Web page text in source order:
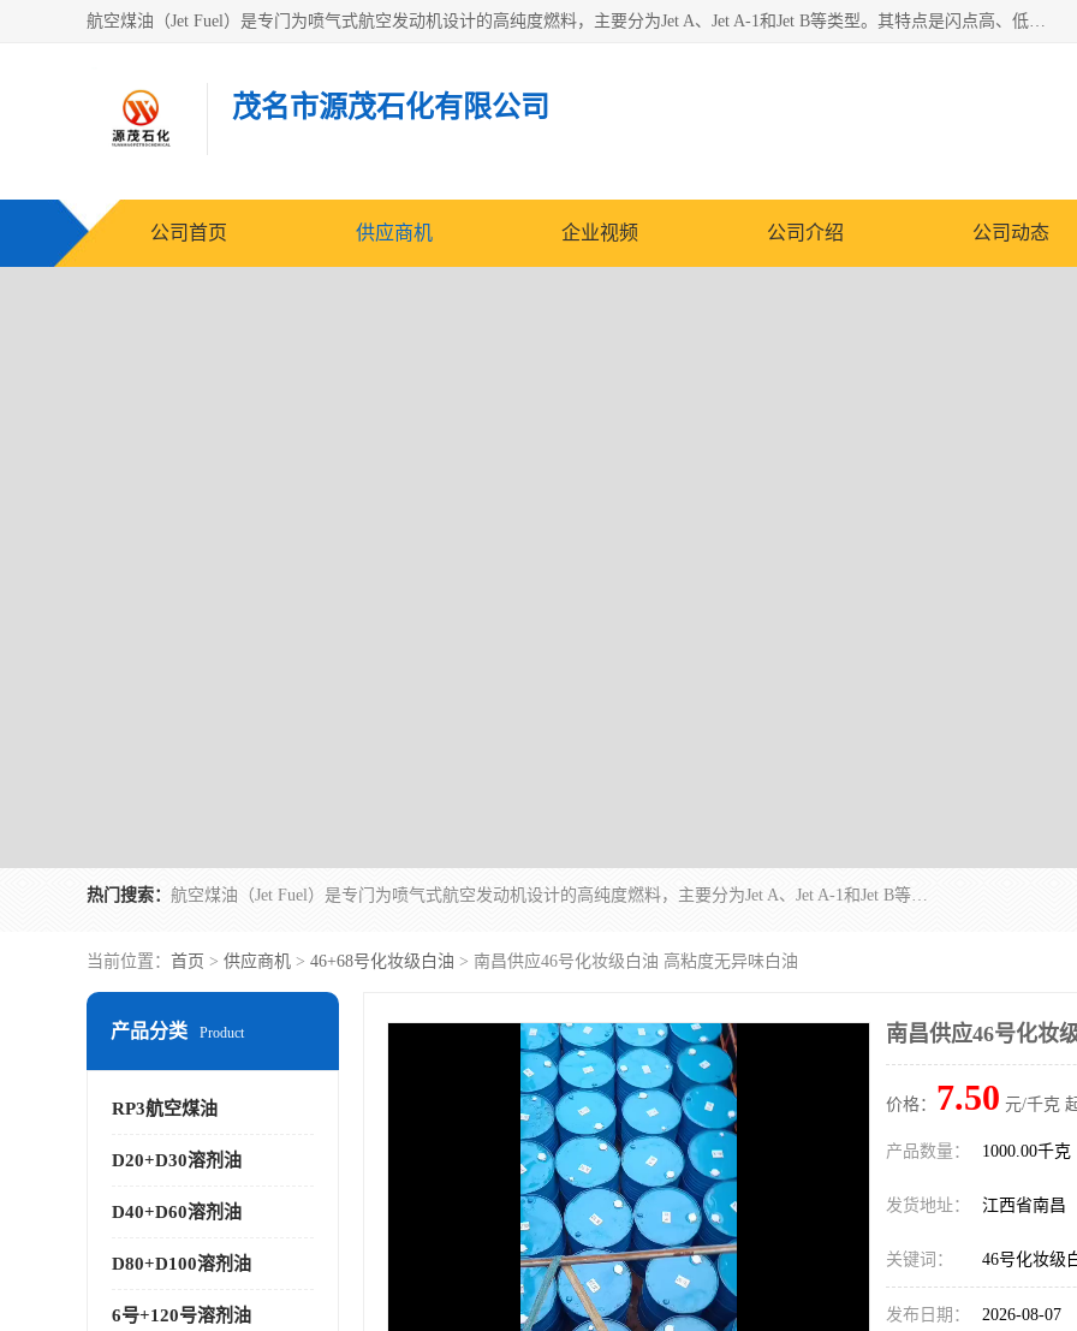
航空煤油（Jet Fuel）是专门为喷气式航空发动机设计的高纯度燃料，主要分为Jet A、Jet A-1和Jet B等类型。其特点是闪点高、低温流动性好，并添加了抗静电剂和抗氧化剂以确保飞行安全。航空煤油需
茂名市源茂石化有限公司
公司首页 供应商机 企业视频 公司介绍 公司动态
热门搜索： 航空煤油（Jet Fuel）是专门为喷气式航空发动机设计的高纯度燃料，主要分为Jet A、Jet A-1和Jet B等类型。其特点是闪点高、低温流动性好，并添加了抗静电剂和抗氧化剂以确保飞行安全。航空煤油需
当前位置： 首页 > 供应商机 > 46+68号化妆级白油 > 南昌供应46号化妆级白油 高粘度无异味白油
产品分类 Product
RP3航空煤油
D20+D30溶剂油
D40+D60溶剂油
D80+D100溶剂油
6号+120号溶剂油
南昌供应46号化妆
价格： 7.50 元/千克
产品数量： 1000.00千克
发货地址： 江西省南昌
关键词： 46号化妆级
发布日期： 2026-08-07